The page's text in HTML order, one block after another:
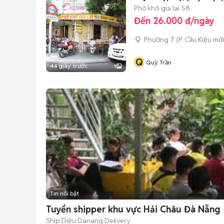
44 giây trước 1
Phở khô gia lai 58
Đến 26.000 đ/ngày
Phường 7 (P. Cầu Kiệu
Q Quỳ Trần
Tin nổi bật
Tuyển shipper khu vực Hải Châu Đà Nẵng
Ship Diệu Danang Delivery